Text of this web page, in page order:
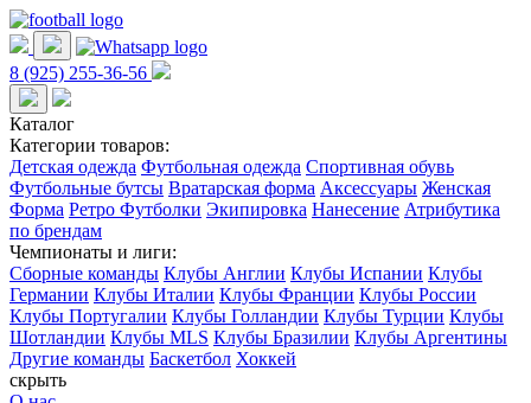
8 (925) 255-36-56
Каталог
Категории товаров:
Детская одежда Футбольная одежда Спортивная обувь
Футбольные бутсы Вратарская форма Аксессуары Женская
Форма Ретро Футболки Экипировка Нанесение Атрибутика
по брендам
Чемпионаты и лиги:
Сборные команды Клубы Англии Клубы Испании Клубы
Германии Клубы Италии Клубы Франции Клубы России
Клубы Португалии Клубы Голландии Клубы Турции Клубы
Шотландии Клубы MLS Клубы Бразилии Клубы Аргентины
Другие команды Баскетбол Хоккей
скрыть